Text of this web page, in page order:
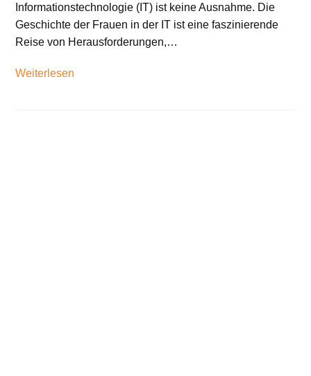
Informationstechnologie (IT) ist keine Ausnahme. Die
Geschichte der Frauen in der IT ist eine faszinierende
Reise von Herausforderungen,…
Weiterlesen